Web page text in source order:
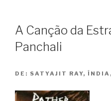
A Canção da
Panchali
DE: SATYAJIT RAY,